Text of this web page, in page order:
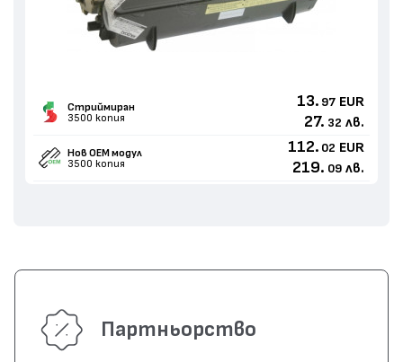
Стриймиран
3500 копия
13. 97 EUR
27. 32 лв.
Нов ОЕМ модул
3500 копия
112. 02 EUR
219. 09 лв.
Партньорство